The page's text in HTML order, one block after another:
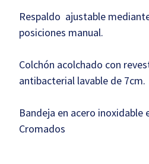
Respaldo ajustable
posiciones manual.
Colchón acolchado con
antibacterial lavable de 7cm.
Bandeja en acero inoxidable
Cromados